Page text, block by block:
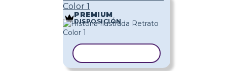
Color 1
PREMIUM
DISPOSICIÓN